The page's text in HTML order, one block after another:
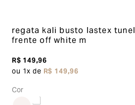
regata kali busto lastex tunel
frenteoff white m
R$149,96
ou 1x de R$ 149,96
Cor